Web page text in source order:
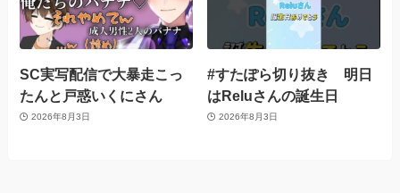
SC実写配信で大暴走こっ
たんと戸惑いくにさん
2026年8月3日
#すたぽら切り抜き 明日
はReluさんの誕生日
2026年8月3日